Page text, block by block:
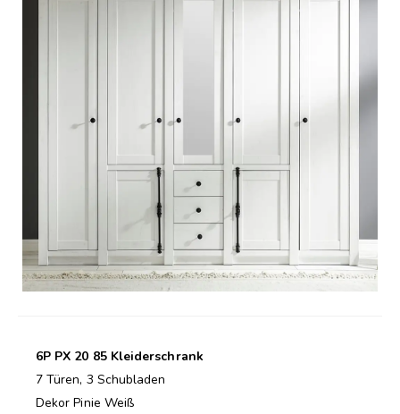
6P PX 20 85 Kleiderschrank
7 Türen, 3 Schubladen
Dekor Pinie Weiß